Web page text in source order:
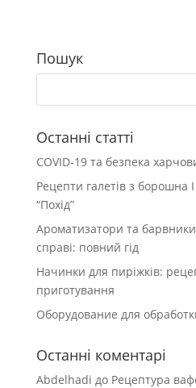
Пошук
Останні статті
COVID-19 та безпека
Рецепти галетів з борошна
“Похід”
Ароматизатори та
справі: повний гід
Начинки для пиріжків:
приготування
Оборудование для
Останні коментарі
Abdelhadi до Рецептура